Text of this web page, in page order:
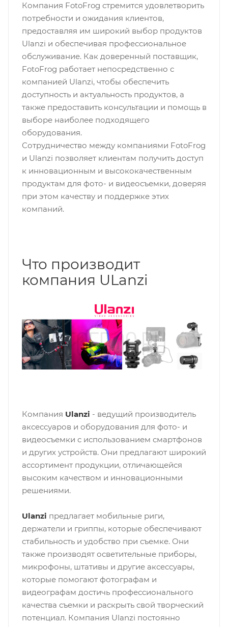
Компания FotoFrog стремится удовлетворить
потребности и ожидания клиентов,
предоставляя им широкий выбор продуктов
Ulanzi и обеспечивая профессиональное
обслуживание. Как доверенный поставщик,
FotoFrog работает непосредственно с
компанией Ulanzi, чтобы обеспечить
доступность и актуальность продуктов, а
также предоставить консультации и помощь в
выборе наиболее подходящего
оборудования.
Сотрудничество между компаниями FotoFrog
и Ulanzi позволяет клиентам получить доступ
к инновационным и высококачественным
продуктам для фото- и видеосъемки, доверяя
при этом качеству и поддержке этих
компаний.
Что производит
компания ULanzi
Компания Ulanzi - ведущий производитель
аксессуаров и оборудования для фото- и
видеосъемки с использованием смартфонов
и других устройств. Они предлагают широкий
ассортимент продукции, отличающейся
высоким качеством и инновационными
решениями.
Ulanzi предлагает мобильные риги,
держатели и гриппы, которые обеспечивают
стабильность и удобство при съемке. Они
также производят осветительные приборы,
микрофоны, штативы и другие аксессуары,
которые помогают фотографам и
видеографам достичь профессионального
качества съемки и раскрыть свой творческий
потенциал. Компания Ulanzi постоянно